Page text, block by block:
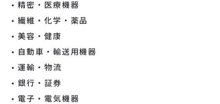
精密・医療機器
繊維・化学・薬品
美容・健康
自動車・輸送用機器
運輸・物流
銀行・証券
電子・電気機器